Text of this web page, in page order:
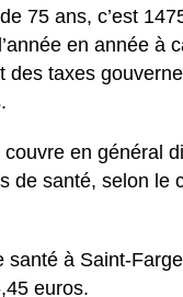
75 ans, c’est
en année à
des taxes
en général
de santé, selon le
santé à Saint-
euros.